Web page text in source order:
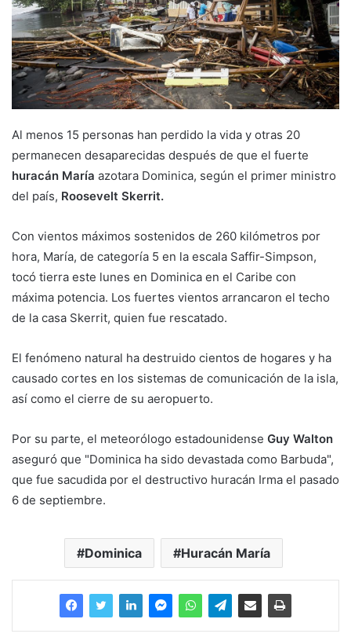
Al menos 15 personas han perdido la vida y otras 20
permanecen desaparecidas después de que el fuerte
huracán María azotara Dominica, según el primer ministro
del país, Roosevelt Skerrit.
Con vientos máximos sostenidos de 260 kilómetros por
hora, María, de categoría 5 en la escala Saffir-Simpson,
tocó tierra este lunes en Dominica en el Caribe con
máxima potencia. Los fuertes vientos arrancaron el techo
de la casa Skerrit, quien fue rescatado.
El fenómeno natural ha destruido cientos de hogares y ha
causado cortes en los sistemas de comunicación de la isla,
así como el cierre de su aeropuerto.
Por su parte, el meteorólogo estadounidense Guy Walton
aseguró que "Dominica ha sido devastada como Barbuda",
que fue sacudida por el destructivo huracán Irma el pasado
6 de septiembre.
Dominica Huracán María